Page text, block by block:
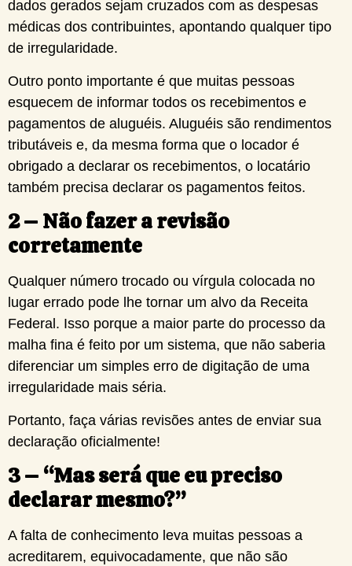
dados gerados sejam cruzados com as despesas
médicas dos contribuintes, apontando qualquer tipo
de irregularidade.
Outro ponto importante é que muitas pessoas
esquecem de informar todos os recebimentos e
pagamentos de aluguéis. Aluguéis são rendimentos
tributáveis e, da mesma forma que o locador é
obrigado a declarar os recebimentos, o locatário
também precisa declarar os pagamentos feitos.
2 – Não fazer a revisão
corretamente
Qualquer número trocado ou vírgula colocada no
lugar errado pode lhe tornar um alvo da Receita
Federal. Isso porque a maior parte do processo da
malha fina é feito por um sistema, que não saberia
diferenciar um simples erro de digitação de uma
irregularidade mais séria.
Portanto, faça várias revisões antes de enviar sua
declaração oficialmente!
3 – “Mas será que eu preciso
declarar mesmo?”
A falta de conhecimento leva muitas pessoas a
acreditarem, equivocadamente, que não são